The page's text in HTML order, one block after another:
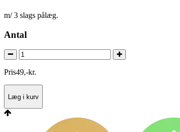
m/ 3 slags pålæg.
Antal
Pris49,-kr.
Læg i kurv